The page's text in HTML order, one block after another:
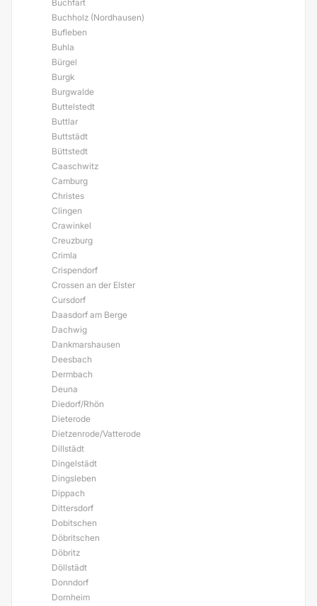
Buchfart
Buchholz (Nordhausen)
Bufleben
Buhla
Bürgel
Burgk
Burgwalde
Buttelstedt
Buttlar
Buttstädt
Büttstedt
Caaschwitz
Camburg
Christes
Clingen
Crawinkel
Creuzburg
Crimla
Crispendorf
Crossen an der Elster
Cursdorf
Daasdorf am Berge
Dachwig
Dankmarshausen
Deesbach
Dermbach
Deuna
Diedorf/Rhön
Dieterode
Dietzenrode/Vatterode
Dillstädt
Dingelstädt
Dingsleben
Dippach
Dittersdorf
Dobitschen
Döbritschen
Döbritz
Döllstädt
Donndorf
Dornheim